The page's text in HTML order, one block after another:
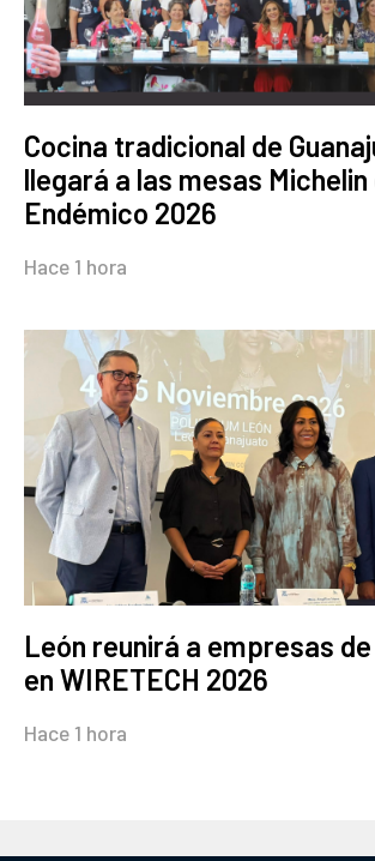
Cocina tradicional de
llegará a las mesas
Endémico 2026
Hace 1 hora
León reunirá a empresas de
en WIRETECH 2026
Hace 1 hora